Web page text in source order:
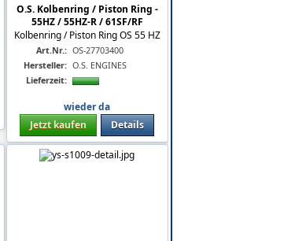
O.S. Kolbenring / Piston Ring -
55HZ / 55HZ-R / 61SF/RF
Kolbenring / Piston Ring OS 55 HZ
Art.Nr.: OS-27703400
Hersteller: O.S. ENGINES
Lieferzeit:
wieder da
Jetzt kaufen
Details